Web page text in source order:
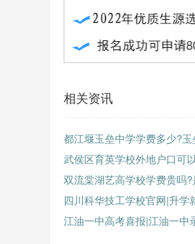
相关资讯
都江堰玉垒中学学费多少?
武侯区育英学校外地户口可
双流棠湖艺高学校学费贵吗
四川科华技工学校官网|升学
江油一中高考喜报|江油一中